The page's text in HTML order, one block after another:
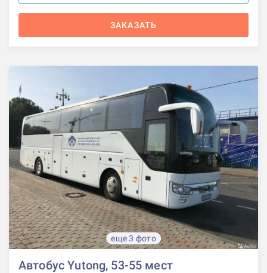
ЗАКАЗАТЬ
еще 3 фото
Автобус Yutong, 53-55 мест